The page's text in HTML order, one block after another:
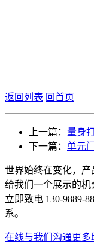
返回列表 回首页
上一篇： 量身
下一篇： 单元
世界始终在变化，产
给我们一个展示的机
立即致电 130-9889-
系。
在线与我们沟通更多